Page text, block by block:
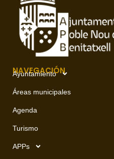
NAVEGACIÓN
Ayuntamiento
Áreas municipales
Agenda
Turismo
APPs